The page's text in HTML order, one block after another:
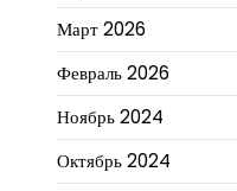
Март 2026
Февраль 2026
Ноябрь 2024
Октябрь 2024